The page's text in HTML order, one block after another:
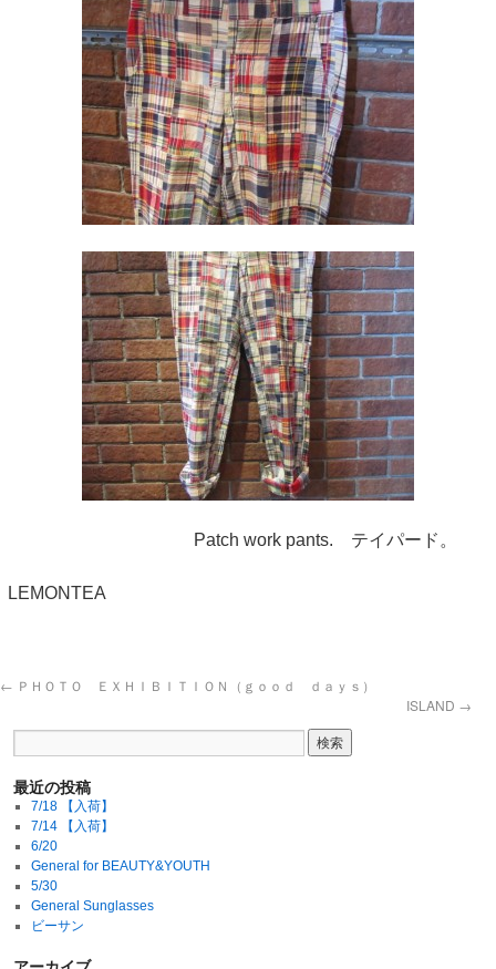
Patch work pants. テイパード。
LEMONTEA
← ＰＨＯＴＯ ＥＸＨＩＢＩＴＩＯＮ（ｇｏｏｄ ｄａｙｓ）
ISLAND →
最近の投稿
7/18 【入荷】
7/14 【入荷】
6/20
General for BEAUTY&YOUTH
5/30
General Sunglasses
ビーサン